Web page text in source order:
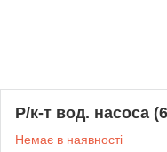
Р/к-т вод. насоса
Немає в наявності